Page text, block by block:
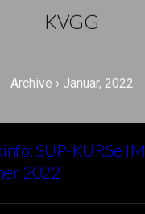
KVGG
Archive › Januar, 2022
SUP-KURSe IM
2022